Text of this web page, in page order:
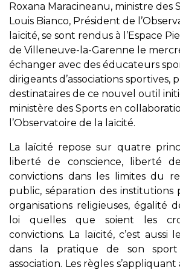
Roxana Maracineanu, ministre des
Louis Bianco, Président de
laïcité, se sont rendus à l’Espace
de Villeneuve-la-Garenne le
échanger avec des éducateurs
dirigeants d’associations sportives,
destinataires de ce nouvel outil
ministère des Sports en
l’Observatoire de la laïcité.
La laïcité repose sur quatre
liberté de conscience, liberté
convictions dans les limites du
public, séparation des institutions
organisations religieuses, égalité
loi quelles que soient les
convictions. La laïcité, c’est aussi
dans la pratique de son sport
association. Les règles